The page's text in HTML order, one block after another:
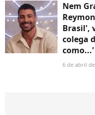
Nem
Brasil',
colega
como...'
6 de abril